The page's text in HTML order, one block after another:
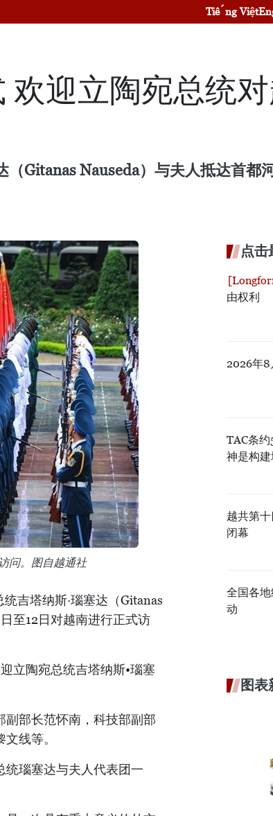
Tiếng Việt
迎立陶宛总统
Gitanas Nauseda）与夫人抵达首都
问。图自越通社
吉塔纳斯·瑙塞达（Gitanas
至12日对越南进行正式访
立陶宛总统吉塔纳斯•瑙塞
副部长范怀南，科技部副部
线等。
统瑙塞达与夫人代表团一
点击
由权利
2026年8
TAC条
神是构
越共第
闭幕
全国各
动
图表